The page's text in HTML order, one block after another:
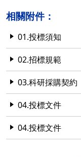
相關附件：
01.投標須知
02.招標規範
03.科研採購契約
04.投標文件
04.投標文件